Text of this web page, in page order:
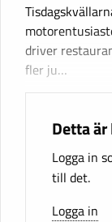
driver
fler ju…
Detta
Logga in
till det.
Logga in